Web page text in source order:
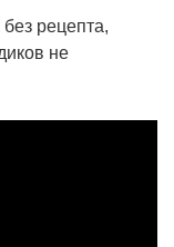
без рецепта,
не